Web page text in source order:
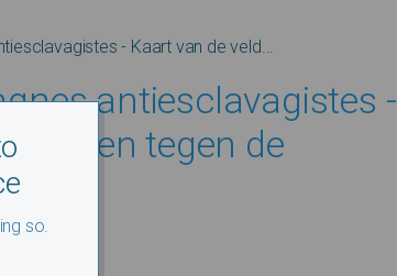
- Kaart van de veld...
antiesclavagistes -
tegen de
so.